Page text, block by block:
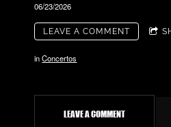
06/23/2026
LEAVE A COMMENT
inConcertos
LEAVE A COMMENT